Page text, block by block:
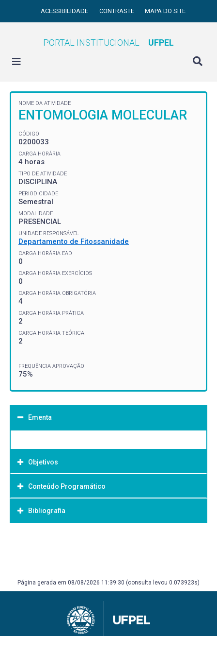
ACESSIBILIDADE CONTRASTE MAPA DO SITE
PORTAL INSTITUCIONAL UFPEL
NOME DA ATIVIDADE
ENTOMOLOGIA MOLECULAR
CÓDIGO
0200033
CARGA HORÁRIA
4 horas
TIPO DE ATIVIDADE
DISCIPLINA
PERIODICIDADE
Semestral
MODALIDADE
PRESENCIAL
UNIDADE RESPONSÁVEL
Departamento de Fitossanidade
CARGA HORÁRIA EAD
0
CARGA HORÁRIA EXERCÍCIOS
0
CARGA HORÁRIA OBRIGATÓRIA
4
CARGA HORÁRIA PRÁTICA
2
CARGA HORÁRIA TEÓRICA
2
FREQUÊNCIA APROVAÇÃO
75%
Ementa
Objetivos
Objetivo Geral:
Conteúdo Programático
Bibliografia
Página gerada em 08/08/2026 11:39:30 (consulta levou 0.073923s)